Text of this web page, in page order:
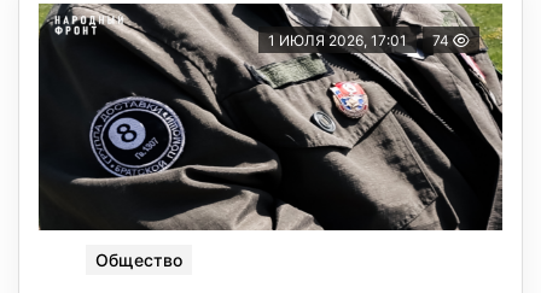
1 ИЮЛЯ 2026, 17:01 74
Общество